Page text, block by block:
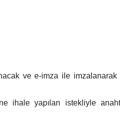
ve e-imza ile
ihale yapılan istekliyle